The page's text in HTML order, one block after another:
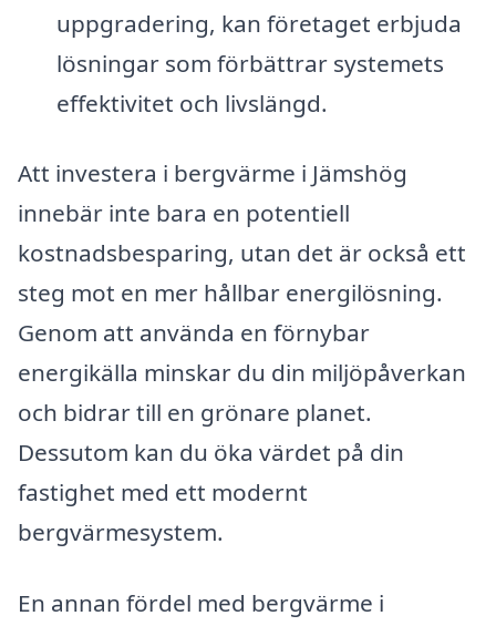
uppgradering, kan företaget erbjuda
lösningar som förbättrar systemets
effektivitet och livslängd.
Att investera i bergvärme i Jämshög
innebär inte bara en potentiell
kostnadsbesparing, utan det är också ett
steg mot en mer hållbar energilösning.
Genom att använda en förnybar
energikälla minskar du din miljöpåverkan
och bidrar till en grönare planet.
Dessutom kan du öka värdet på din
fastighet med ett modernt
bergvärmesystem.
En annan fördel med bergvärme i